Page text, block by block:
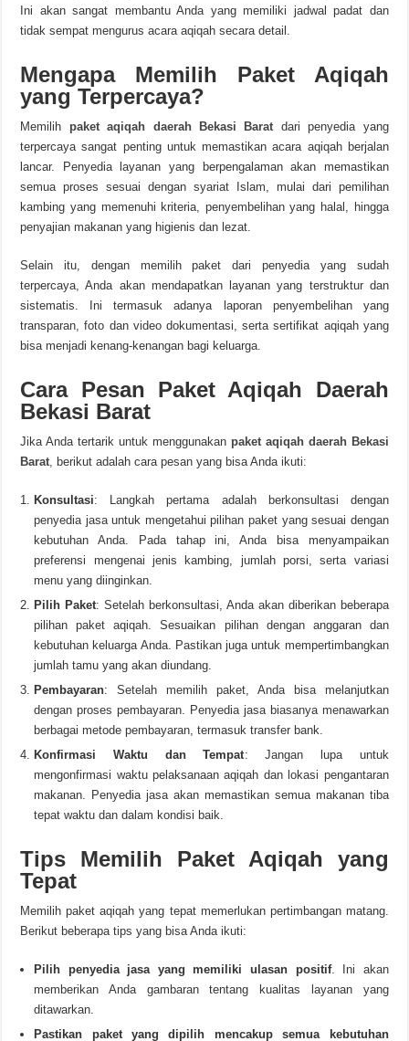
Ini akan sangat membantu Anda yang memiliki jadwal padat dan
tidak sempat mengurus acara aqiqah secara detail.
Mengapa Memilih Paket Aqiqah
yang Terpercaya?
Memilih paket aqiqah daerah Bekasi Baratdari penyedia yang
terpercaya sangat penting untuk memastikan acara aqiqah berjalan
lancar. Penyedia layanan yang berpengalaman akan memastikan
semua proses sesuai dengan syariat Islam, mulai dari pemilihan
kambing yang memenuhi kriteria, penyembelihan yang halal, hingga
penyajian makanan yang higienis dan lezat.
Selain itu, dengan memilih paket dari penyedia yang sudah
terpercaya, Anda akan mendapatkan layanan yang terstruktur dan
sistematis. Ini termasuk adanya laporan penyembelihan yang
transparan, foto dan video dokumentasi, serta sertifikat aqiqah yang
bisa menjadi kenang-kenangan bagi keluarga.
Cara Pesan Paket Aqiqah Daerah
Bekasi Barat
Jika Anda tertarik untuk menggunakan paket aqiqah daerah Bekasi
Barat, berikut adalah cara pesan yang bisa Anda ikuti:
Konsultasi: Langkah pertama adalah berkonsultasi dengan
penyedia jasa untuk mengetahui pilihan paket yang sesuai dengan
kebutuhan Anda. Pada tahap ini, Anda bisa menyampaikan
preferensi mengenai jenis kambing, jumlah porsi, serta variasi
menu yang diinginkan.
Pilih Paket: Setelah berkonsultasi, Anda akan diberikan beberapa
pilihan paket aqiqah. Sesuaikan pilihan dengan anggaran dan
kebutuhan keluarga Anda. Pastikan juga untuk mempertimbangkan
jumlah tamu yang akan diundang.
Pembayaran: Setelah memilih paket, Anda bisa melanjutkan
dengan proses pembayaran. Penyedia jasa biasanya menawarkan
berbagai metode pembayaran, termasuk transfer bank.
Konfirmasi Waktu dan Tempat: Jangan lupa untuk
mengonfirmasi waktu pelaksanaan aqiqah dan lokasi pengantaran
makanan. Penyedia jasa akan memastikan semua makanan tiba
tepat waktu dan dalam kondisi baik.
Tips Memilih Paket Aqiqah yang
Tepat
Memilih paket aqiqah yang tepat memerlukan pertimbangan matang.
Berikut beberapa tips yang bisa Anda ikuti:
Pilih penyedia jasa yang memiliki ulasan positif. Ini akan
memberikan Anda gambaran tentang kualitas layanan yang
ditawarkan.
Pastikan paket yang dipilih mencakup semua kebutuhan